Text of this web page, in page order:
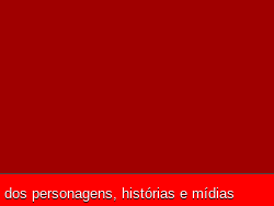
personagens, histórias e mídias